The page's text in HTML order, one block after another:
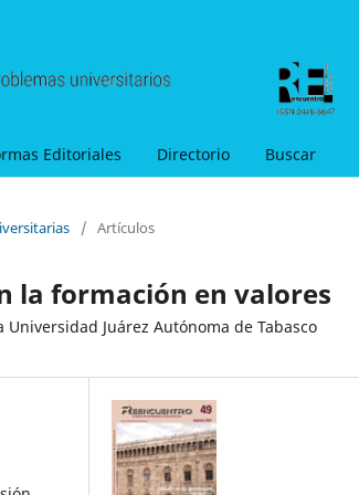
Editoriales Directorio Buscar
/ Artículos
la formación en valores
Juárez Autónoma de Tabasco